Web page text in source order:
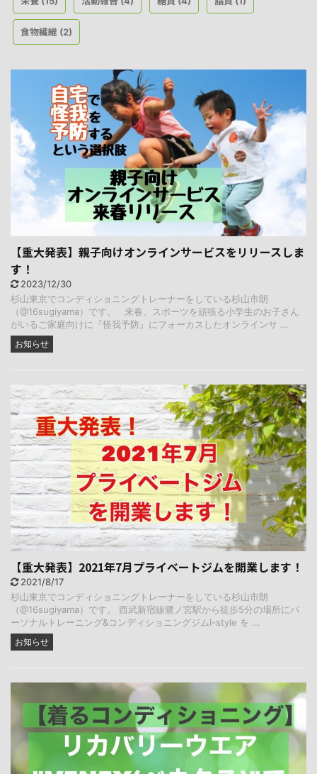
食物繊維 (2)
【重大発表】親子向けオンラインサービスをリリースしま
す！
2023/12/30
杉山東京でコンディショニングトレーナーをしている杉山市朗
（@16sugiyama）です。 来春、スポーツを頑張る小学生のお子さん
がいるご家庭向けに『怪我予防』にフォーカスしたオンラインサ ...
お知らせ
【重大発表】2021年7月プライベートジムを開業します！
2021/8/17
杉山東京でコンディショニングトレーナーをしている杉山市朗
（@16sugiyama）です。 西武新宿線鷺ノ宮駅から徒歩5分の場所にパ
ーソナルトレーニング&コンディショニングジムI-style を ...
お知らせ